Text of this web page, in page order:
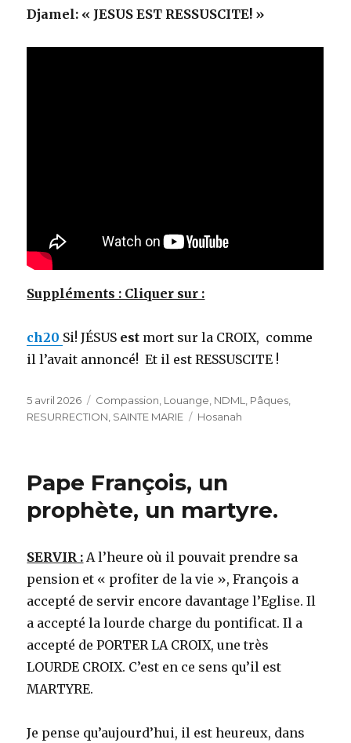
Djamel: « JESUS EST RESSUSCITE! »
Suppléments : Cliquer sur :
ch20 Si! JÉSUS est mort sur la CROIX, comme
il l’avait annoncé! Et il est RESSUSCITE !
Publié
le
5 avril 2026 Catégories
Compassion, Louange, NDML, Pâques,
RESURRECTION, SAINTE MARIE Étiquettes
Hosanah
Pape François, un
prophète, un martyre.
SERVIR : A l’heure où il pouvait prendre sa
pension et « profiter de la vie », François a
accepté de servir encore davantage l’Eglise. Il
a accepté la lourde charge du pontificat. Il a
accepté de PORTER LA CROIX, une très
LOURDE CROIX. C’est en ce sens qu’il est
MARTYRE.
Je pense qu’aujourd’hui, il est heureux, dans